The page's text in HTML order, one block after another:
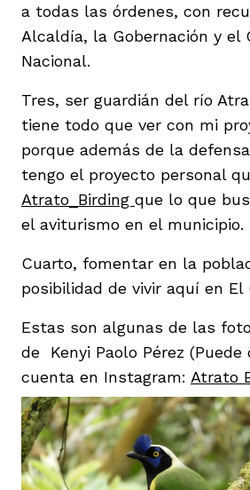
a todas las órdenes, con
Alcaldía, la Gobernación y el
Nacional.
Tres, ser guardián del río
tiene todo que ver con mi
porque además de la
tengo el proyecto personal
Atrato_Birding que lo que
el aviturismo en el municipio.
Cuarto, fomentar en la
posibilidad de vivir aquí en El
Estas son algunas de las
de Kenyi Paolo Pérez
cuenta en Instagram: Atrato